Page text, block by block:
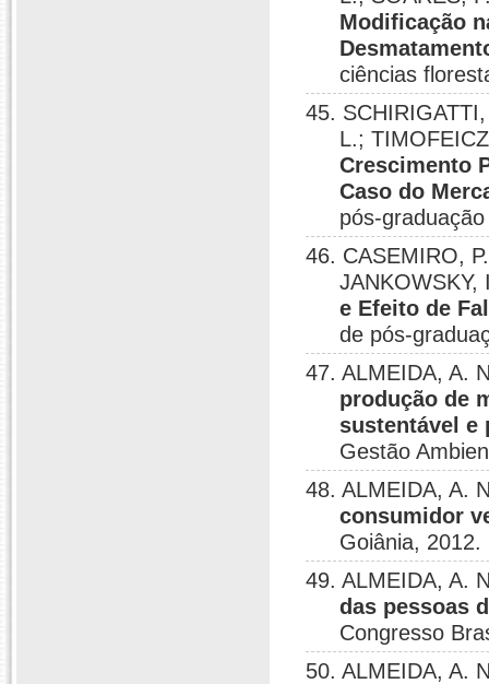
Modificação
ciências
45.
L.;
Crescimento
Caso do
pós-
46. CASEMIRO,
e Efeito de
de pós-
47. ALMEIDA, A.
produção de
sustentável e
Gestão
48. ALMEIDA, A.
consumidor
Goiânia, 2012.
49. ALMEIDA, A.
das pessoas
Congresso
50. ALMEIDA, A.